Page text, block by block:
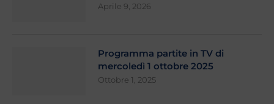
Aprile 9, 2026
Programma partite in TV di
mercoledì 1 ottobre 2025
Ottobre 1, 2025